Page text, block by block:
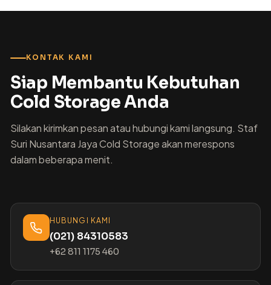
KONTAK KAMI
Siap Membantu Kebutuhan
Cold Storage Anda
Silakan kirimkan pesan atau hubungi kami langsung. Staf
Suri Nusantara Jaya Cold Storage akan merespons
dalam beberapa menit.
HUBUNGI KAMI
(021) 84310583
+62 811 1175 460